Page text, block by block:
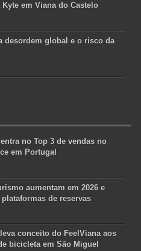
em Viana do Castelo
desordem global e o risco da
no Top 3 de vendas no
em Portugal
aumentam em 2026 e
de reservas
conceito do FeelViana aos
bicicleta em São Miguel